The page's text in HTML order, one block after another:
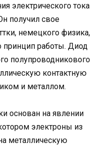
электрического тока
получил свое
немецкого физика,
принцип работы. Диод
полупроводникового
контактную
и металлом.
основан на явлении
электроны из
металлическую